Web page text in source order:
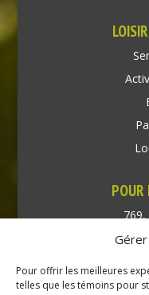
Pour offrir les meilleures
telles que les témoins pour
POUR
769,